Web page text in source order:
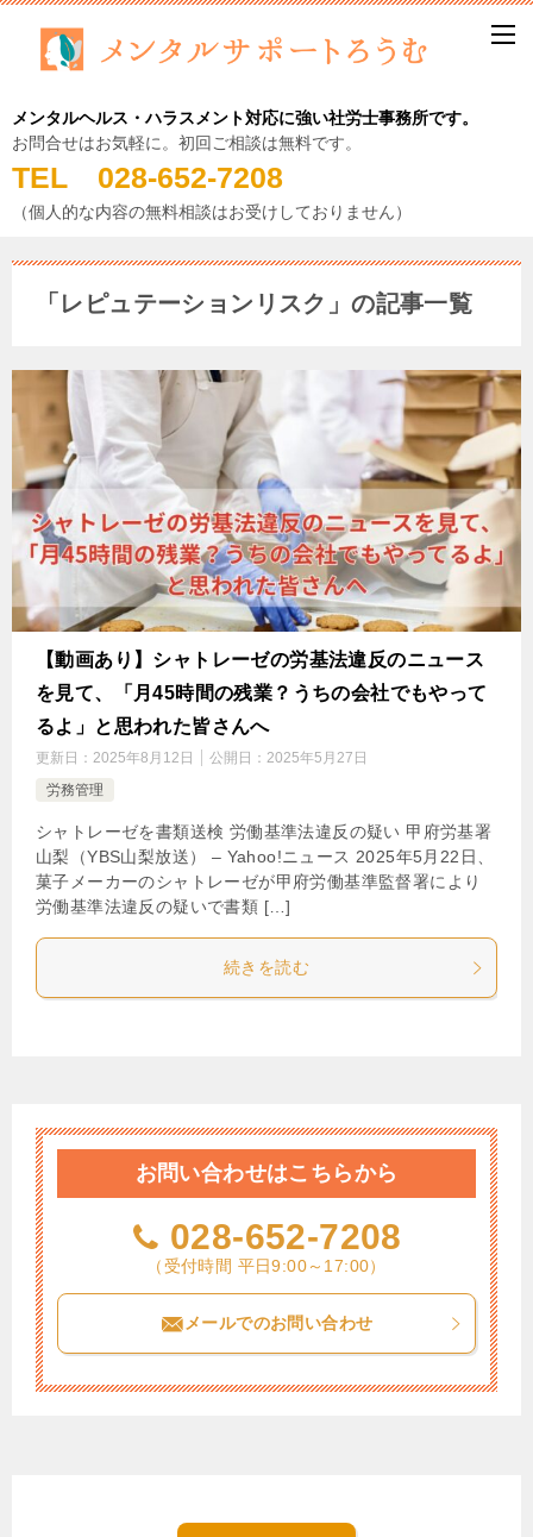
メンタルヘルス・ハラスメント対応に強い社労士事務所です。
お問合せはお気軽に。初回ご相談は無料です。
TEL 028-652-7208
（個人的な内容の無料相談はお受けしておりません）
「レピュテーションリスク」の記事一覧
【動画あり】シャトレーゼの労基法違反のニュース
を見て、「月45時間の残業？うちの会社でもやって
るよ」と思われた皆さんへ
更新日： 2025年8月12日 公開日： 2025年5月27日
労務管理
シャトレーゼを書類送検 労働基準法違反の疑い 甲府労基署
山梨（YBS山梨放送） – Yahoo!ニュース 2025年5月22日、
菓子メーカーのシャトレーゼが甲府労働基準監督署により
労働基準法違反の疑いで書類 […]
続きを読む
お問い合わせはこちらから
028-652-7208
（受付時間 平日9:00～17:00）
メールでのお問い合わせ